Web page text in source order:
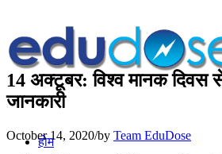
होम
14 अक्टूबर: विश्व मानक दिवस
जानकारी
October 14, 2020/by Team EduDose